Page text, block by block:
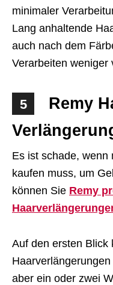
minimaler
Lang anhaltende
auch nach dem
Verarbeiten weniger
5
Remy
Es ist schade, wenn
kaufen muss, um
können Sie Remy
Auf den ersten Blick
aber ein oder zwei